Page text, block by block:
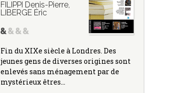
FILIPPI Denis-Pierre,
LIBERGE Éric
Fin du XIXe siècle à Londres. Des
jeunes gens de diverses origines sont
enlevés sans ménagement par de
mystérieux êtres…